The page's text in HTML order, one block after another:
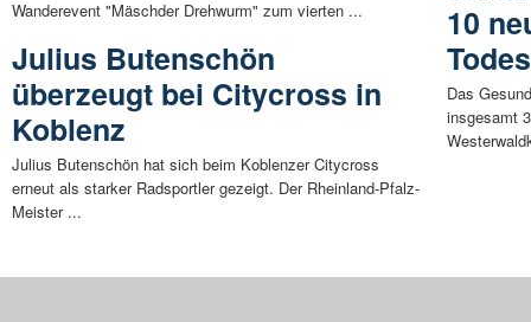
Wanderevent "Mäschder Drehwurm" zum vierten ...
Julius Butenschön
überzeugt bei Citycross in
Koblenz
Julius Butenschön hat sich beim Koblenzer Citycross
erneut als starker Radsportler gezeigt. Der Rheinland-Pfalz-
Meister ...
10
Das
insgesamt